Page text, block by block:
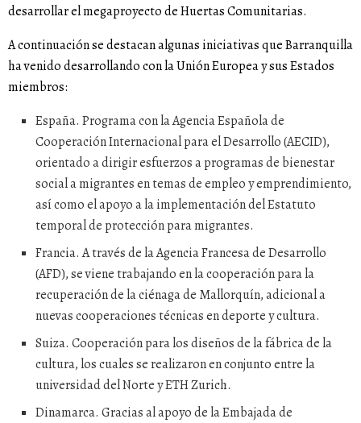
desarrollar el megaproyecto de Huertas Comunitarias.
A continuación se destacan algunas iniciativas que Barranquilla
ha venido desarrollando con la Unión Europea y sus Estados
miembros:
España. Programa con la Agencia Española de
Cooperación Internacional para el Desarrollo (AECID),
orientado a dirigir esfuerzos a programas de bienestar
social a migrantes en temas de empleo y emprendimiento,
así como el apoyo a la implementación del Estatuto
temporal de protección para migrantes.
Francia. A través de la Agencia Francesa de Desarrollo
(AFD), se viene trabajando en la cooperación para la
recuperación de la ciénaga de Mallorquín, adicional a
nuevas cooperaciones técnicas en deporte y cultura.
Suiza. Cooperación para los diseños de la fábrica de la
cultura, los cuales se realizaron en conjunto entre la
universidad del Norte y ETH Zurich.
Dinamarca. Gracias al apoyo de la Embajada de